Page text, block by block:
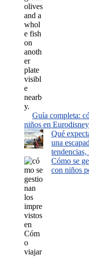
Guía completa:
niños en Eurodisney
Qué
una
tendencias,
Cómo se
con niños